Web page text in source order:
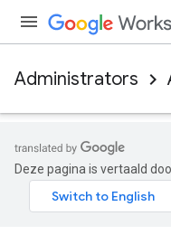
Administrators
Deze pagina is vertaald